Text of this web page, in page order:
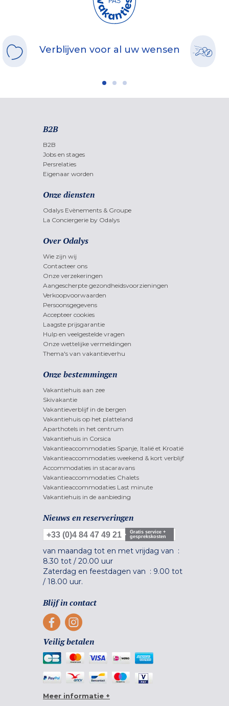
Verblijven voor al uw wensen
B2B
B2B
Jobs en stages
Persrelaties
Eigenaar worden
Onze diensten
Odalys Evènements & Groupe
La Conciergerie by Odalys
Over Odalys
Wie zijn wij
Contacteer ons
Onze verzekeringen
Aangescherpte gezondheidsvoorzieningen
Verkoopvoorwaarden
Persoonsgegevens
Accepteer cookies
Laagste prijsgarantie
Hulp en veelgestelde vragen
Onze wettelijke vermeldingen
Thema's van vakantieverhu
Onze bestemmingen
Vakantiehuis aan zee
Skivakantie
Vakantieverblijf in de bergen
Vakantiehuis op het platteland
Aparthotels in het centrum
Vakantiehuis in Corsica
Vakantieaccommodaties Spanje, Italië et Kroatië
Vakantieaccommodaties weekend & kort verblijf
Accommodaties in stacaravans
Vakantieaccommodaties Chalets
Vakantieaccommodaties Last minute
Vakantiehuis in de aanbieding
Nieuws en reserveringen
+33 (0)4 84 47 49 21
Gratis service +
gesprekskosten
van maandag tot en met vrijdag van :
8.30 tot / 20.00 uur
Zaterdag en feestdagen van : 9.00 tot
/ 18.00 uur.
Blijf in contact
Veilig betalen
Meer informatie +